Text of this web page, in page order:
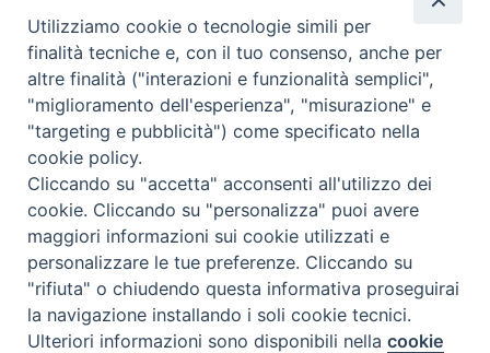
t
Arcidiocesi di Torino
Ufficio per la Pastorale Sociale e del Lavoro
Via dell'Arcivescovado, 12 - 10121 TORINO
tel. 011.5156355 - fax 011.5156359
e-mail: lavoro@diocesi.to.it
Utilizziamo cookie o tecnologie simili per
finalità tecniche e, con il tuo consenso, anche per
altre finalità ("interazioni e funzionalità semplici",
"miglioramento dell'esperienza", "misurazione" e
"targeting e pubblicità") come specificato nella
cookie policy.
Cliccando su "accetta" acconsenti all'utilizzo dei
cookie. Cliccando su "personalizza" puoi avere
maggiori informazioni sui cookie utilizzati e
personalizzare le tue preferenze. Cliccando su
"rifiuta" o chiudendo questa informativa proseguirai
la navigazione installando i soli cookie tecnici.
Ulteriori informazioni sono disponibili nellacookie